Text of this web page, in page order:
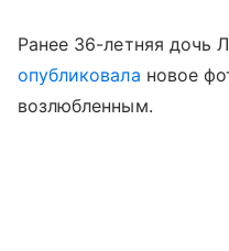
Ранее 36-летняя дочь
опубликовала новое
возлюбленным.